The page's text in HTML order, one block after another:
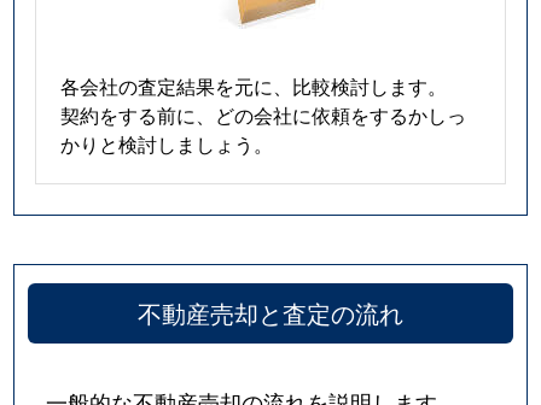
各会社の査定結果を元に、比較検討します。
契約をする前に、どの会社に依頼をするかしっ
かりと検討しましょう。
不動産売却と査定の流れ